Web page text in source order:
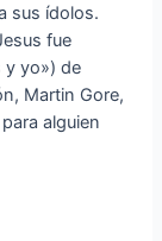
sus ídolos.
fue
y yo») de
Martin Gore,
alguien